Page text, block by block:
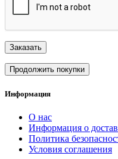
Заказать
Продолжить покупки
Информация
О нас
Информация о
Политика
Условия соглашения